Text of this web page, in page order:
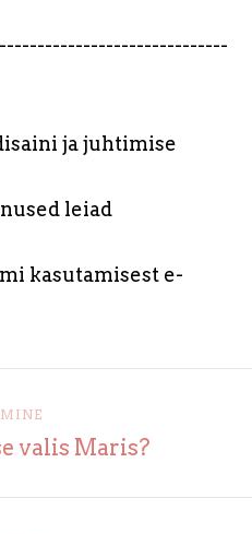
ja juhtimise
leiad
kasutamisest e-
valis Maris?